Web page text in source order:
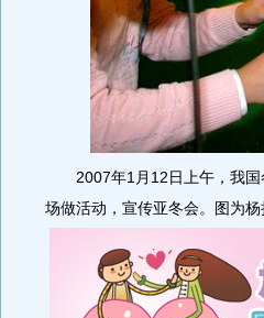
2007年1月12日上午，我国
场做活动，宣传亚冬会。图为杨